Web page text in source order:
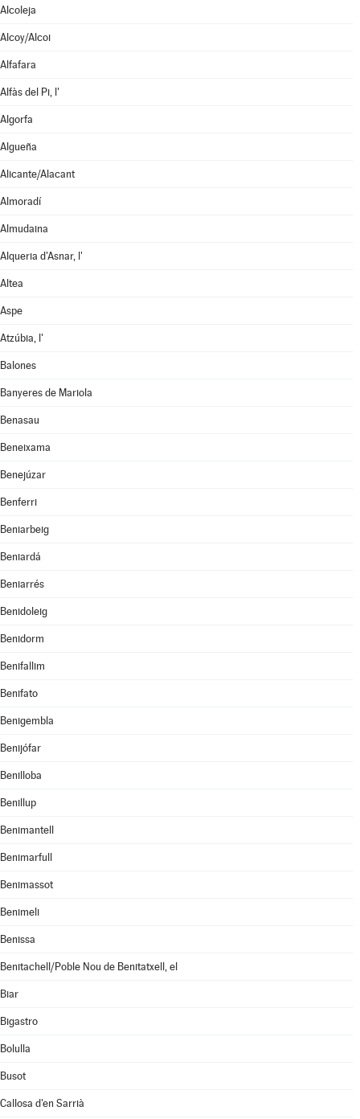
Alcoleja
Alcoy/Alcoi
Alfafara
Alfàs del Pi, l'
Algorfa
Algueña
Alicante/Alacant
Almoradí
Almudaina
Alqueria d'Asnar, l'
Altea
Aspe
Atzúbia, l'
Balones
Banyeres de Mariola
Benasau
Beneixama
Benejúzar
Benferri
Beniarbeig
Beniardá
Beniarrés
Benidoleig
Benidorm
Benifallim
Benifato
Benigembla
Benijófar
Benilloba
Benillup
Benimantell
Benimarfull
Benimassot
Benimeli
Benissa
Benitachell/Poble Nou de Benitatxell, el
Biar
Bigastro
Bolulla
Busot
Callosa d'en Sarrià